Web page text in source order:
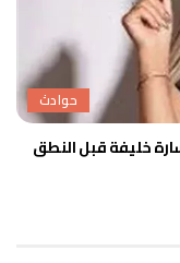
حوادث
خليفة قبل النطق